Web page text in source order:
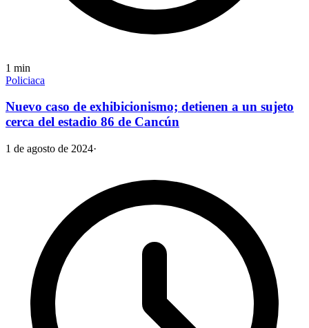
1 min
Policiaca
Nuevo caso de exhibicionismo; detienen a un sujeto
cerca del estadio 86 de Cancún
1 de agosto de 2024·